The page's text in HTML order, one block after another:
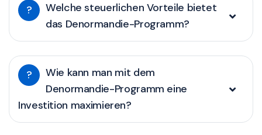
?
Welche steuerlichen Vorteile bietet
das Denormandie-Programm?
?
Wie kann man mit dem
Denormandie-Programm eine
Investition maximieren?